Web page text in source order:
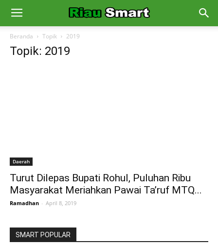
Beranda Topik 2019
Topik: 2019
Daerah
Turut Dilepas Bupati Rohul, Puluhan Ribu
Masyarakat Meriahkan Pawai Ta’ruf MTQ...
Ramadhan - April 8, 2019
SMART POPULAR